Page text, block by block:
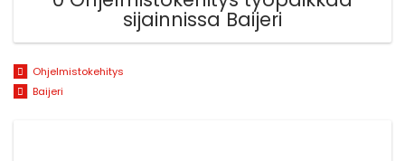
sijainnissa Baijeri
Ohjelmistokehitys
Baijeri